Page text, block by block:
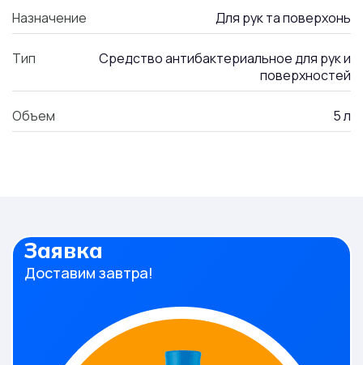
Назначение Для рук та поверхонь
Тип
Средство антибактериальное для рук и
поверхностей
Объем 5 л
Заявка
Доставим завтра!